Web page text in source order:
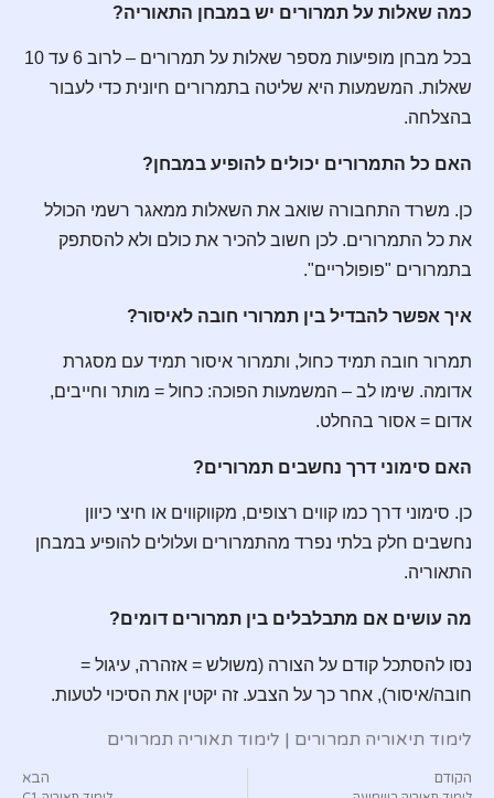
כמה שאלות על תמרורים יש במבחן התאוריה?
בכל מבחן מופיעות מספר שאלות על תמרורים – לרוב 6 עד 10
שאלות. המשמעות היא שליטה בתמרורים חיונית כדי לעבור
בהצלחה.
האם כל התמרורים יכולים להופיע במבחן?
כן. משרד התחבורה שואב את השאלות ממאגר רשמי הכולל
את כל התמרורים. לכן חשוב להכיר את כולם ולא להסתפק
בתמרורים "פופולריים".
איך אפשר להבדיל בין תמרורי חובה לאיסור?
תמרור חובה תמיד כחול, ותמרור איסור תמיד עם מסגרת
אדומה. שימו לב – המשמעות הפוכה: כחול = מותר וחייבים,
אדום = אסור בהחלט.
האם סימוני דרך נחשבים תמרורים?
כן. סימוני דרך כמו קווים רצופים, מקווקווים או חיצי כיוון
נחשבים חלק בלתי נפרד מהתמרורים ועלולים להופיע במבחן
התאוריה.
מה עושים אם מתבלבלים בין תמרורים דומים?
נסו להסתכל קודם על הצורה (משולש = אזהרה, עיגול =
חובה/איסור), אחר כך על הצבע. זה יקטין את הסיכוי לטעות.
לימוד תיאוריה תמרורים | לימוד תאוריה תמרורים
הקודם הבא